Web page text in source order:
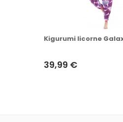
Kigurumi licorne
39,99 €